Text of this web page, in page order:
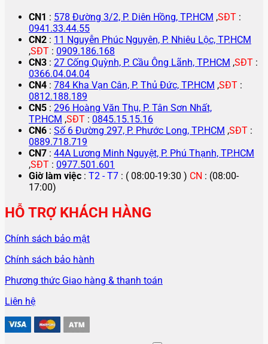
CN1 : 578 Đường 3/2, P. Diên Hồng, TP.HCM ,SĐT :
0941.33.44.55
CN2 : 11 Nguyễn Phúc Nguyên, P. Nhiêu Lộc, TP.HCM
,SĐT : 0909.186.168
CN3 : 27 Cống Quỳnh, P. Cầu Ông Lãnh, TP.HCM ,SĐT :
0366.04.04.04
CN4 : 784 Kha Vạn Cân, P. Thủ Đức, TP.HCM ,SĐT :
0812.188.189
CN5 : 296 Hoàng Văn Thụ, P. Tân Sơn Nhất,
TP.HCM ,SĐT : 0845.15.15.16
CN6 : Số 6 Đường 297, P. Phước Long, TP.HCM ,SĐT :
0889.718.719
CN7 : 44A Lương Minh Nguyệt, P. Phú Thạnh, TP.HCM
,SĐT : 0977.501.601
Giờ làm việc : T2 - T7 : ( 08:00-19:30 ) CN : (08:00-
17:00)
HỖ TRỢ KHÁCH HÀNG
Chính sách bảo mật
Chính sách bảo hành
Phương thức Giao hàng & thanh toán
Liên hệ